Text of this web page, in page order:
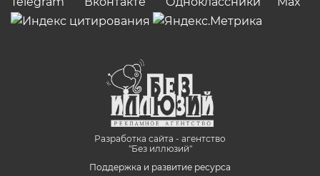
Разработка сайта - агентство
"Без иллюзий"
Поддержка и развитие ресурса